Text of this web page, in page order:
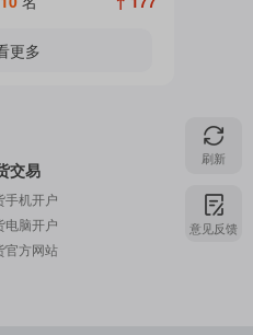
更多
刷新
意见反馈
交易
手机开户
电脑开户
官方网站